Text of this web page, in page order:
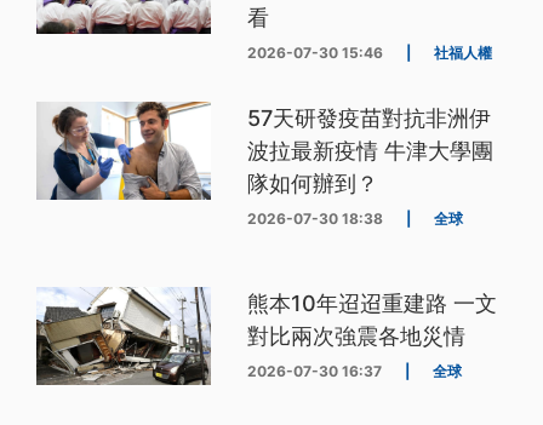
看
2026-07-30 15:46 社福人權
57天研發疫苗對抗非洲伊
波拉最新疫情 牛津大學團
隊如何辦到？
2026-07-30 18:38 全球
熊本10年迢迢重建路 一文
對比兩次強震各地災情
2026-07-30 16:37 全球